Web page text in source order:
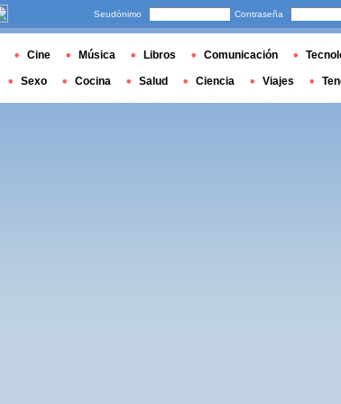
Seudónimo Contraseña
Cine Música Libros Comunicación
Sexo Cocina Salud Ciencia Viajes